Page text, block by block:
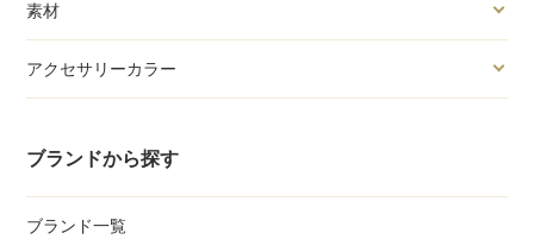
素材
アクセサリーカラー
ブランドから探す
ブランド一覧